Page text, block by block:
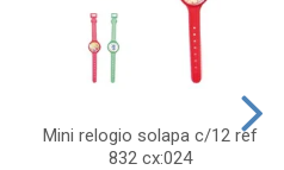
Mini relogio solapa c/12 ref
832 cx:024